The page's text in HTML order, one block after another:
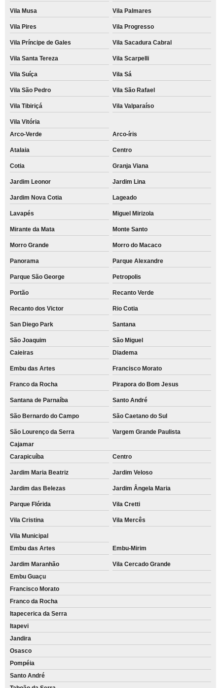
Vila Musa Vila Palmares
Vila Pires Vila Progresso
Vila Príncipe de Gales Vila Sacadura Cabral
Vila Santa Tereza Vila Scarpelli
Vila Suíça Vila Sá
Vila São Pedro Vila São Rafael
Vila Tibiriçá Vila Valparaíso
Vila Vitória
Arco-Verde
Arco-íris
Atalaia Centro
Cotia Granja Viana
Jardim Leonor Jardim Lina
Jardim Nova Cotia Lageado
Lavapés Miguel Mirizola
Mirante da Mata Monte Santo
Morro Grande Morro do Macaco
Panorama Parque Alexandre
Parque São George Petropolis
Portão Recanto Verde
Recanto dos Victor Rio Cotia
San Diego Park Santana
São Joaquim
São Miguel
Caieiras
Diadema
Embu das Artes Francisco Morato
Franco da Rocha Pirapora do Bom Jesus
Santana de Parnaíba Santo André
São Bernardo do Campo São Caetano do Sul
São Lourenço da Serra
Vargem Grande Paulista
Cajamar
Carapicuíba
Centro
Jardim Maria Beatriz Jardim Veloso
Jardim das Belezas Jardim Ângela Maria
Parque Flórida Vila Cretti
Vila Cristina Vila Mercês
Vila Municipal
Embu das Artes
Embu-Mirim
Jardim Maranhão
Vila Cercado Grande
Embu Guaçu
Francisco Morato
Franco da Rocha
Itapecerica da Serra
Itapevi
Jandira
Osasco
Pompéia
Santo André